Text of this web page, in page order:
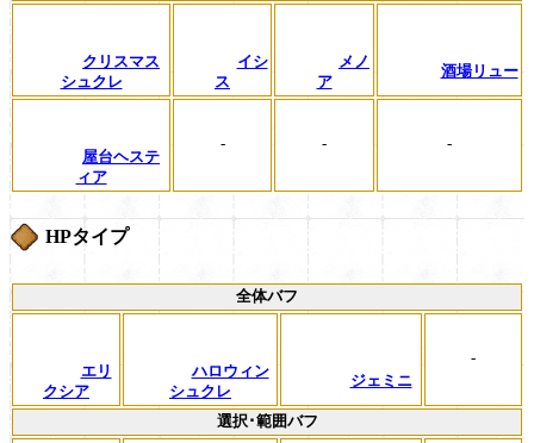
クリスマス
シュクレ
イシ
ス
メノ
ア
酒場リュー
屋台ヘステ
ィア
- - -
HPタイプ
全体バフ
エリ
クシア
ハロウィン
シュクレ
ジェミニ
-
選択･範囲バフ